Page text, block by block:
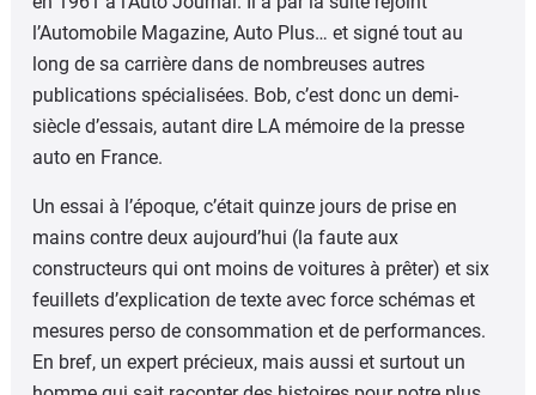
l’Automobile Magazine, Auto Plus… et signé tout au
long de sa carrière dans de nombreuses autres
publications spécialisées. Bob, c’est donc un demi-
siècle d’essais, autant dire LA mémoire de la presse
auto en France.
Un essai à l’époque, c’était quinze jours de prise en
mains contre deux aujourd’hui (la faute aux
constructeurs qui ont moins de voitures à prêter) et six
feuillets d’explication de texte avec force schémas et
mesures perso de consommation et de performances.
En bref, un expert précieux, mais aussi et surtout un